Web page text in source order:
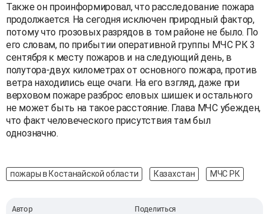
Также он проинформировал, что расследование пожара
продолжается. На сегодня исключен природный фактор,
потому что грозовых разрядов в том районе не было. По
его словам, по прибытии оперативной группы МЧС РК 3
сентября к месту пожаров и на следующий день, в
полутора-двух километрах от основного пожара, против
ветра находились еще очаги. На его взгляд, даже при
верховом пожаре разброс еловых шишек и остального
не может быть на такое расстояние. Глава МЧС убежден,
что факт человеческого присутствия там был
однозначно.
пожары в Костанайской области Казахстан МЧС РК
Автор Поделиться